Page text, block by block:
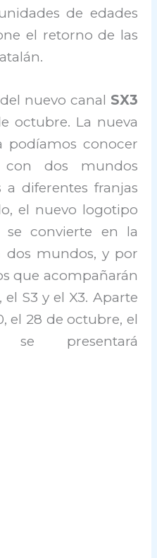
de edades
el retorno de las
nuevo canal SX3
octubre. La nueva
podíamos conocer
dos mundos
a diferentes franjas
el nuevo logotipo
se convierte en la
dos mundos, y por
que acompañarán
S3 y el X3. Aparte
el 28 de octubre, el
presentará